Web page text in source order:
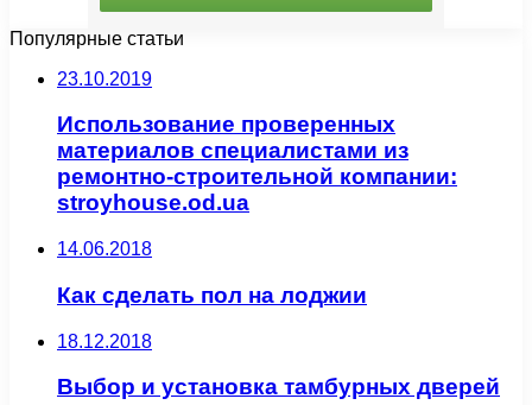
Популярные статьи
23.10.2019
Использование проверенных
материалов специалистами из
ремонтно-строительной компании:
stroyhouse.od.ua
14.06.2018
Как сделать пол на лоджии
18.12.2018
Выбор и установка тамбурных дверей